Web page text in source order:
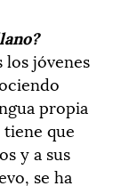
jóvenes
propia
que
y a sus
se ha